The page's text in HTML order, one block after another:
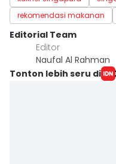
rekomendasi makanan
Editorial Team
Editor
Naufal Al Rahman
Tonton lebih seru di